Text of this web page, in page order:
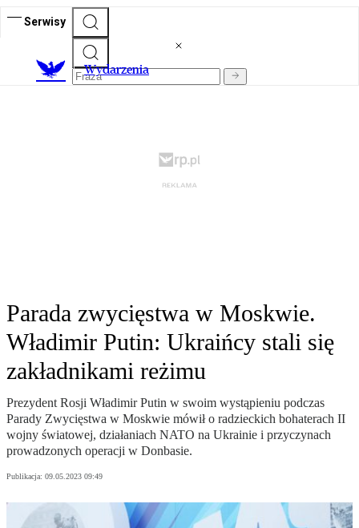
Serwisy
Wydarzenia
Parada zwycięstwa w Moskwie.
Władimir Putin: Ukraińcy stali się
zakładnikami reżimu
Prezydent Rosji Władimir Putin w swoim wystąpieniu podczas
Parady Zwycięstwa w Moskwie mówił o radzieckich bohaterach II
wojny światowej, działaniach NATO na Ukrainie i przyczynach
prowadzonych operacji w Donbasie.
Publikacja: 09.05.2023 09:49